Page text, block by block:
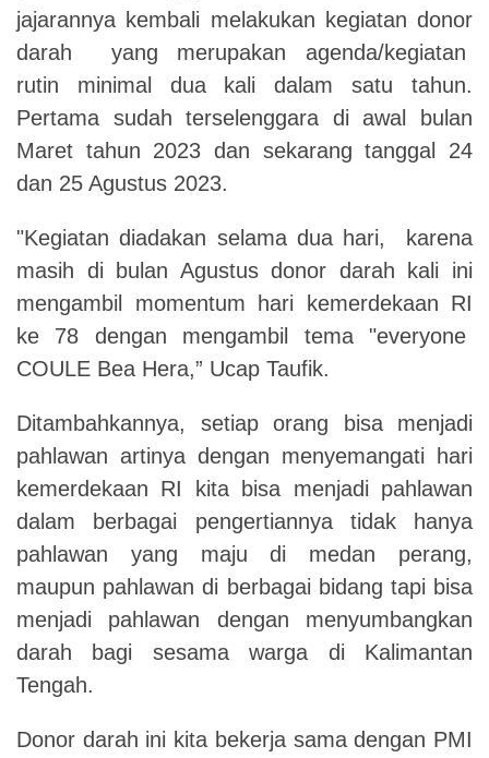
jajarannya kembali melakukan kegiatan donor
darah yang merupakan agenda/kegiatan
rutin minimal dua kali dalam satu tahun.
Pertama sudah terselenggara di awal bulan
Maret tahun 2023 dan sekarang tanggal 24
dan 25 Agustus 2023.
"Kegiatan diadakan selama dua hari, karena
masih di bulan Agustus donor darah kali ini
mengambil momentum hari kemerdekaan RI
ke 78 dengan mengambil tema "everyone
COULE Bea Hera,” Ucap Taufik.
Ditambahkannya, setiap orang bisa menjadi
pahlawan artinya dengan menyemangati hari
kemerdekaan RI kita bisa menjadi pahlawan
dalam berbagai pengertiannya tidak hanya
pahlawan yang maju di medan perang,
maupun pahlawan di berbagai bidang tapi bisa
menjadi pahlawan dengan menyumbangkan
darah bagi sesama warga di Kalimantan
Tengah.
Donor darah ini kita bekerja sama dengan PMI